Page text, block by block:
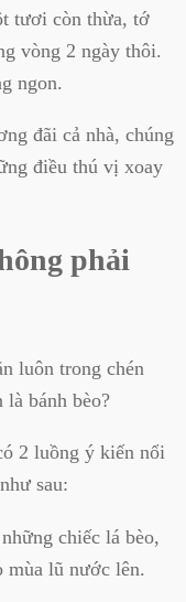
tươi còn thừa, tớ
vòng 2 ngày thôi.
ngon.
đãi cả nhà, chúng
điều thú vị xoay
phải
luôn trong chén
bánh bèo?
2 luồng ý kiến nổi
sau:
chiếc lá bèo,
mùa lũ nước lên.